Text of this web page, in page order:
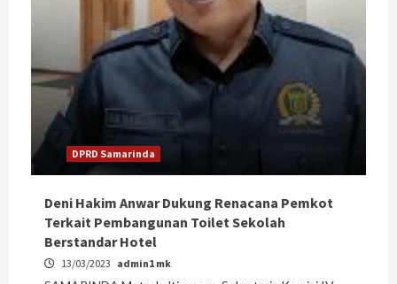
DPRD Samarinda
Deni Hakim Anwar Dukung Renacana Pemkot
Terkait Pembangunan Toilet Sekolah
Berstandar Hotel
13/03/2023 admin1 mk